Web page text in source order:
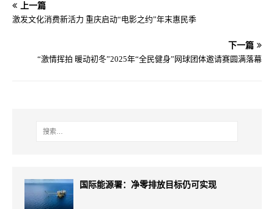
上一篇
激发文化消费新活力 重庆启动“电影之约”年末惠民季
下一篇
“激情挥拍 暖动初冬”2025年“全民健身”网球团体邀请赛圆满落幕
国际能源署：净零排放目标仍可实现